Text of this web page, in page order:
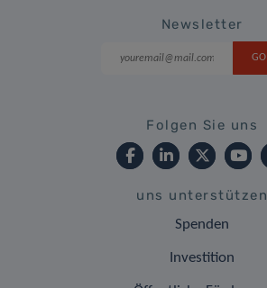
Newsletter
Folgen Sie uns
uns unterstützen
Spenden
Investition